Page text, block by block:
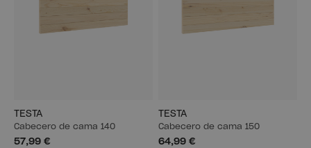
TESTA
Cabecero de cama 140
57,99 €
TESTA
Cabecero de cama 150
64,99 €